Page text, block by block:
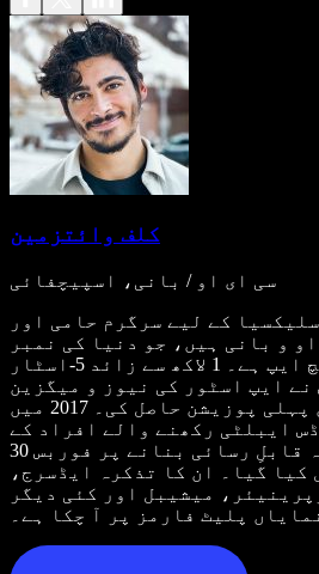
کلف وائتزمین
سی ای او / بانی، اسپیچفائی
کے لیے سرگرم حامی اور
و بانی ہیں، جو دنیا کی نمبر
1 ٹیکسٹ ٹو اسپیچ ایپ ہے۔ 1 لاکھ سے زائد 5-اسٹار
نے ایپ اسٹور کی نیوز و میگزین
کیٹیگری میں پہلی پوزیشن حاصل کی۔ 2017 میں
ایبلٹی رکھنے والے افراد کے
لیے انٹرنیٹ کو زیادہ قابلِ رسائی بنانے پر فوربس 30
شامل کیا گیا۔ ان کا تذکرہ ایڈسرج،
میشیبل اور کئی دیگر
نمایاں پلیٹ فارمز پر آ چکا ہے۔